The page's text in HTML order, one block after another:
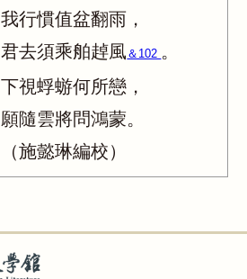
我行慣值盆翻雨，
君去須乘舶趠風 ＆102 。
下視蜉蝣何所戀，
願隨雲將問鴻蒙。
（施懿琳編校）